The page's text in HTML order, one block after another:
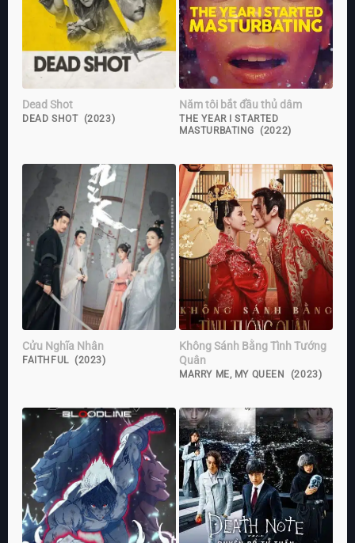
Dead Shot
DEAD SHOT (2023)
Năm tôi bắt đầu thủ dâm
THE YEAR I STARTED
MASTURBATING (2022)
Cửu Nghĩa Nhân
FAITHFUL (2023)
Không Sánh Bằng Tình Tướng
Quân
MARRY ME, MY QUEEN (2023)